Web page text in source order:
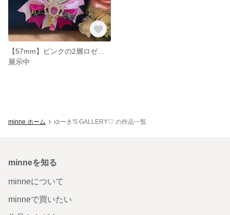
【57mm】ピンクの2層ロゼット
展示中
minne ホーム ゆーき'S GALLERY♡ の作品一覧
minneを知る
minneについて
minneで買いたい